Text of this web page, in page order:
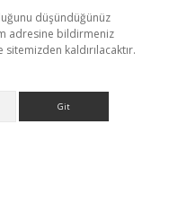
düşündüğünüz
adresine bildirmeniz
kaldırılacaktır.